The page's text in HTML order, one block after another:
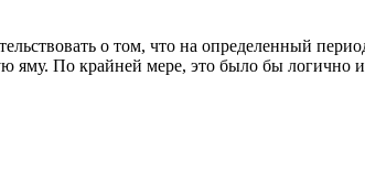
о том, что на определенный
яму. По крайней мере, это было бы логично и